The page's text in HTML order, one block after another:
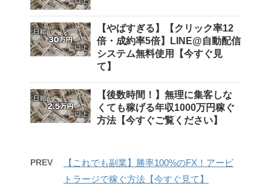
【やばすぎる】【クリック率12
倍・成約率5倍】LINE@自動配信
システム無料使用【今すぐ見
て】
【後数時間！】無理に集客しな
くても稼げる年収1000万円稼ぐ
方法【今すぐご覧ください】
PREV
【これでも副業】勝率100%のFX！アービ
トラージで稼ぐ方法【今すぐ見て】